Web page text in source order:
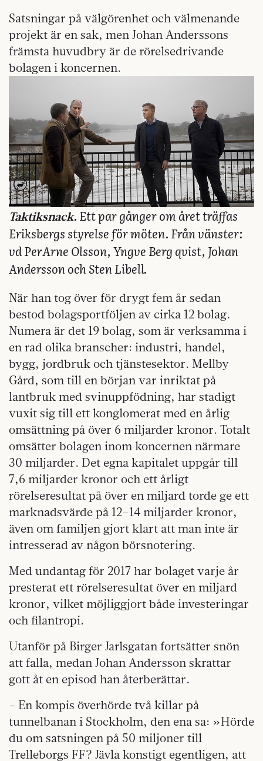
Satsningar på välgörenhet och välmenande
projekt är en sak, men Johan Anderssons
främsta huvudbry är de rörelsedrivande
bolagen i koncernen.
Taktiksnack. Ett par gånger om året träffas
Eriksbergs styrelse för möten. Från vänster:
vd Per­Arne Olsson, Yngve Berg­ qvist, Johan
Andersson och Sten Libell.
När han tog över för drygt fem år sedan
bestod bolagsportföljen av cirka 12 bolag.
Numera är det 19 bolag, som är verksamma i
en rad olika branscher: industri, handel,
bygg, jordbruk och tjänstesektor. Mellby
Gård, som till en början var inriktat på
lantbruk med svinuppfödning, har stadigt
vuxit sig till ett konglomerat med en årlig
omsättning på över 6 miljarder kronor. Totalt
omsätter bolagen inom koncernen närmare
30 miljarder. Det egna kapitalet uppgår till
7,6 miljarder kronor och ett årligt
rörelseresultat på över en miljard torde ge ett
marknadsvärde på 12–14 miljarder kronor,
även om familjen gjort klart att man inte är
intresserad av någon börsnotering.
Med undantag för 2017 har bolaget varje år
presterat ett rörelseresultat över en miljard
kronor, vilket möjliggjort både investeringar
och filantropi.
Utanför på Birger Jarlsgatan fortsätter snön
att falla, medan Johan Andersson skrattar
gott åt en episod han återberättar.
– En kompis överhörde två killar på
tunnelbanan i Stockholm, den ena sa: »Hörde
du om satsningen på 50 miljoner till
Trelleborgs FF? Jävla konstigt egentligen, att